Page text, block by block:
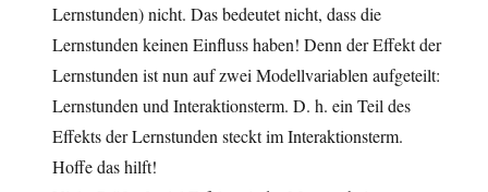
Lernstunden) nicht. Das bedeutet nicht, dass die
Lernstunden keinen Einfluss haben! Denn der Effekt der
Lernstunden ist nun auf zwei Modellvariablen aufgeteilt:
Lernstunden und Interaktionsterm. D. h. ein Teil des
Effekts der Lernstunden steckt im Interaktionsterm.
Hoffe das hilft!